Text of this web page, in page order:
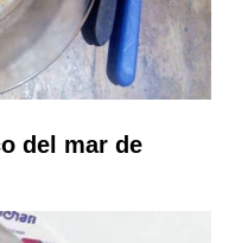
del mar de